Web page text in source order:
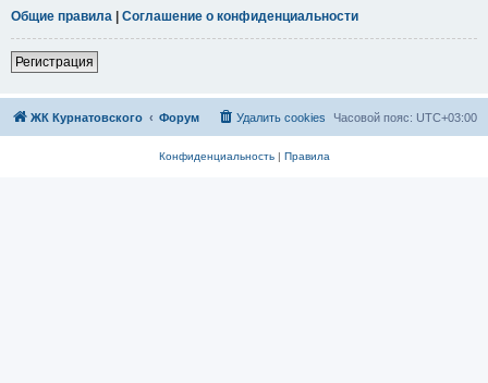
Общие правила | Соглашение о конфиденциальности
Регистрация
ЖК Курнатовского Форум Часовой пояс: UTC+03:00
Удалить cookies
Конфиденциальность| Правила